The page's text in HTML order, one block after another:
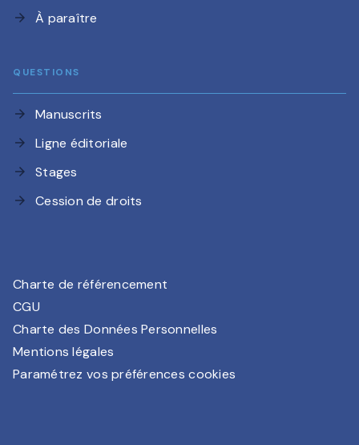
arrow_forward À paraître
QUESTIONS
arrow_forward Manuscrits
arrow_forward Ligne éditoriale
arrow_forward Stages
arrow_forward Cession de droits
Charte de référencement
CGU
Charte des Données Personnelles
Mentions légales
Paramétrez vos préférences cookies